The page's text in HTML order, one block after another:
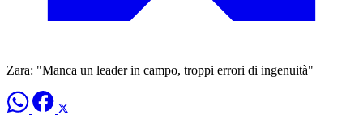
Zara: "Manca un leader in campo, troppi errori di ingenuità"